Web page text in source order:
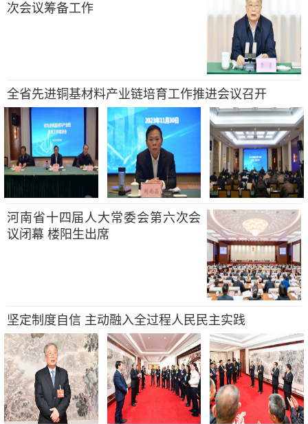
次会议筹备工作
全省先进铜基材料产业链培育工作推进会议召开
河南省十四届人大常委会第六次会
议闭幕 楼阳生出席
坚定制度自信 主动融入全过程人民民主实践